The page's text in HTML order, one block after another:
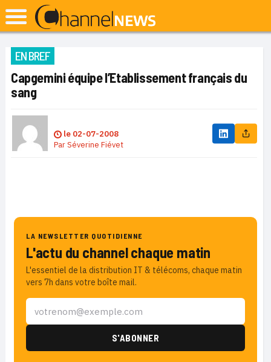
EN BREF
Capgemini équipe l’Etablissement français du
sang
le 02-07-2008
ParSéverine Fiévet
LA NEWSLETTER QUOTIDIENNE
L'actu du channel chaque matin
L'essentiel de la distribution IT & télécoms, chaque matin
vers 7h dans votre boîte mail.